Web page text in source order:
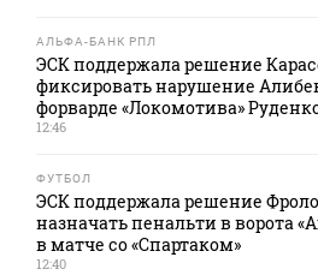
АЛЬФА-БАНК РПЛ
ЭСК поддержала решение
фиксировать нарушение
форварде «Локомотива»
12:46
ФУТБОЛ
ЭСК поддержала решение
назначать пенальти в ворота
в матче со «Спартаком»
12:40